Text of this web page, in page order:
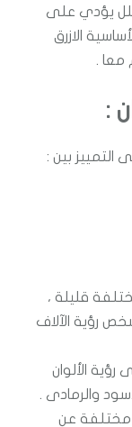
على
الازرق
.
بين :
قليلة ،
الآلاف
الألوان
والرمادى .
عن